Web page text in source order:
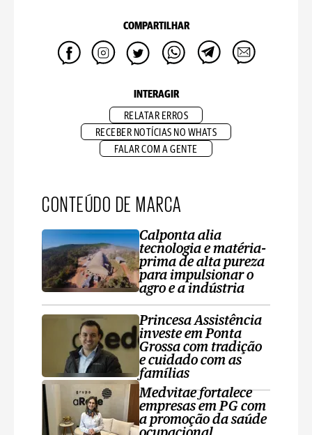
COMPARTILHAR
INTERAGIR
RELATAR ERROS
RECEBER NOTÍCIAS NO WHATS
FALAR COM A GENTE
CONTEÚDO DE MARCA
Calponta alia
tecnologia e matéria-
prima de alta pureza
para impulsionar o
agro e a indústria
Princesa Assistência
investe em Ponta
Grossa com tradição
e cuidado com as
famílias
Medvitae fortalece
empresas em PG com
a promoção da saúde